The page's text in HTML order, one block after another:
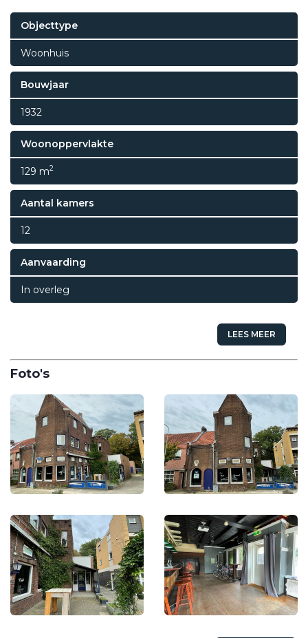
Objecttype
Woonhuis
Bouwjaar
1932
Woonoppervlakte
129 m2
Aantal kamers
12
Aanvaarding
In overleg
LEES MEER
Foto's